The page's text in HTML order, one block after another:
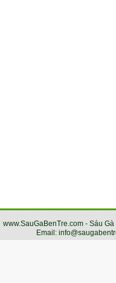
www.SauGaBenTre.com - Sáu
Email: